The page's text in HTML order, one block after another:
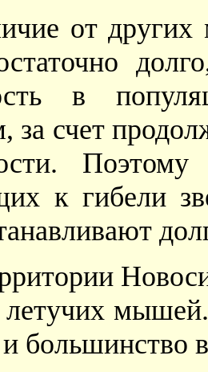
от
в
за счет
к гибели
летучих
большинство